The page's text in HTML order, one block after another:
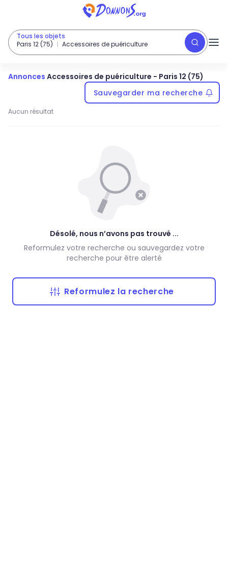
Tous les objets
Paris 12 (75)
Accessoires de puériculture
Annonces Accessoires de puériculture - Paris 12 (75)
Sauvegarder ma recherche
Aucun résultat
Désolé, nous n’avons pas trouvé ...
Reformulez votre recherche ou sauvegardez votre
recherche pour être alerté
Reformulez la recherche